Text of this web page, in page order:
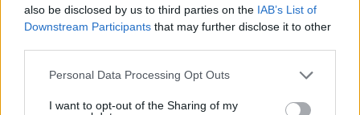
also be disclosed by us to third parties on the IAB’s List of
Downstream Participants that may further disclose it to other
Please note that this website/app uses one or more Google
not limited to your visit or usage behaviour. You may click to
Personal Data Processing Opt Outs
I want to opt-out of the Sharing of my
ΑΠΑΝΤΗΣΗ
ΌΝΟΜΑ *